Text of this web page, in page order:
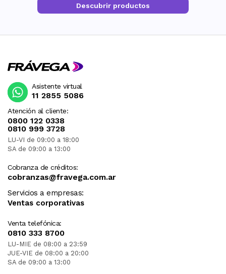
Descubrir productos
Atención al cliente:
0800 122 0338
0810 999 3728
LU-VI de 09:00 a 18:00
SA de 09:00 a 13:00
Cobranza de créditos:
cobranzas@fravega.com.ar
Servicios a empresas:
Ventas corporativas
Venta telefónica:
0810 333 8700
LU-MIE de 08:00 a 23:59
JUE-VIE de 08:00 a 20:00
SA de 09:00 a 13:00
Asistente virtual
11 2855 5086